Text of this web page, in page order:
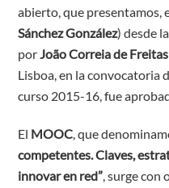
abierto, que presentamos,
Sánchez González) desde
porJoão Correia de
Lisboa, en la convocatoria
curso 2015-16, fue
El MOOC, que
competentes. Claves,
innovar en red”,surge con